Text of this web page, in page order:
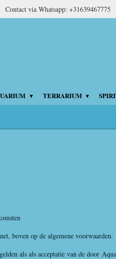
Contact via Whatsapp: +31639467775
TERRARIUM
, boven op de algemene voorwaarden.
als als acceptatie van de door